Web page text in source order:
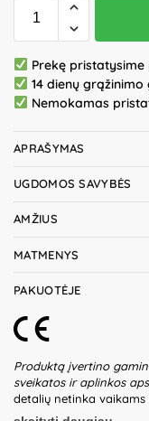
Prekę pristatysime
14 dienų
Nemokamas
APRAŠYMAS
UGDOMOS SAVYBĖS
AMŽIUS
MATMENYS
PAKUOTĖJE
Produktą įvertino
sveikatos ir aplinkos
detalių netinka vaikams
vaikų be suaugusiųjų